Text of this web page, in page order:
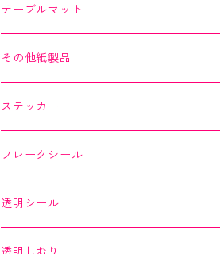
Kaishi de saison
よもやまペーパー
縁起どうぶつ懐紙
Okashi na Kaishi
マスキングテープ
マスキングシール
ちぎり絵カード
マスキングテープ
メッセージカード
テーブルマット
その他紙製品
よもやまペーパー
ちぎり絵カード
ステッカー
フレークシール
透明シール